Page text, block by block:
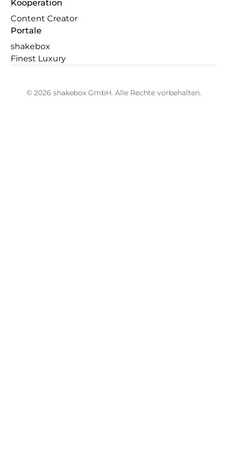
Kooperation
Content Creator
Portale
shakebox
Finest Luxury
© 2026 shakebox GmbH. Alle Rechte vorbehalten.